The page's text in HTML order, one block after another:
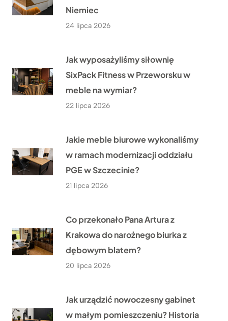
Niemiec
24 lipca 2026
Jak wyposażyliśmy siłownię
SixPack Fitness w Przeworsku w
meble na wymiar?
22 lipca 2026
Jakie meble biurowe wykonaliśmy
w ramach modernizacji oddziału
PGE w Szczecinie?
21 lipca 2026
Co przekonało Pana Artura z
Krakowa do narożnego biurka z
dębowym blatem?
20 lipca 2026
Jak urządzić nowoczesny gabinet
w małym pomieszczeniu? Historia